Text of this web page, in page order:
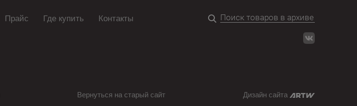
Прайс Где купить Контакты
Вернуться на старый сайт Дизайн сайта